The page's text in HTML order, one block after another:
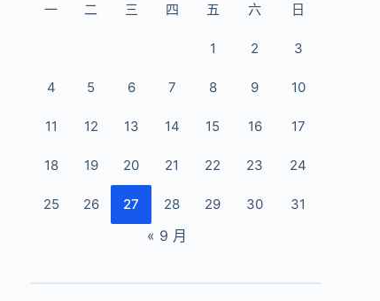
一 二 三 四 五 六 日
1 2 3
4 5 6 7 8 9 10
11 12 13 14 15 16 17
18 19 20 21 22 23 24
25 26 27 28 29 30 31
« 9 月